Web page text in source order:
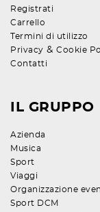
Registrati
Carrello
Termini di utilizzo
Privacy & Cookie
Contatti
IL GRUPPO
Azienda
Musica
Sport
Viaggi
Organizzazione
Sport DCM